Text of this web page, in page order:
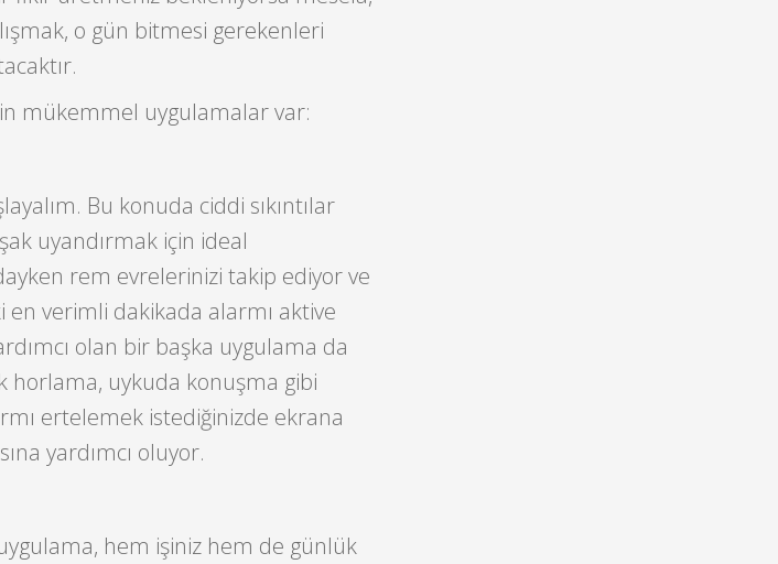
o gün bitmesi gerekenleri
mükemmel uygulamalar var:
Bu konuda ciddi sıkıntılar
uyandırmak için ideal
rem evrelerinizi takip ediyor ve
en verimli dakikada alarmı aktive
olan bir başka uygulama da
horlama, uykuda konuşma gibi
ertelemek istediğinizde ekrana
yardımcı oluyor.
hem işiniz hem de günlük